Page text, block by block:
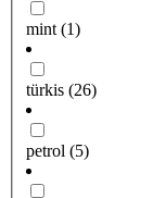
mint (1)
türkis (26)
petrol (5)